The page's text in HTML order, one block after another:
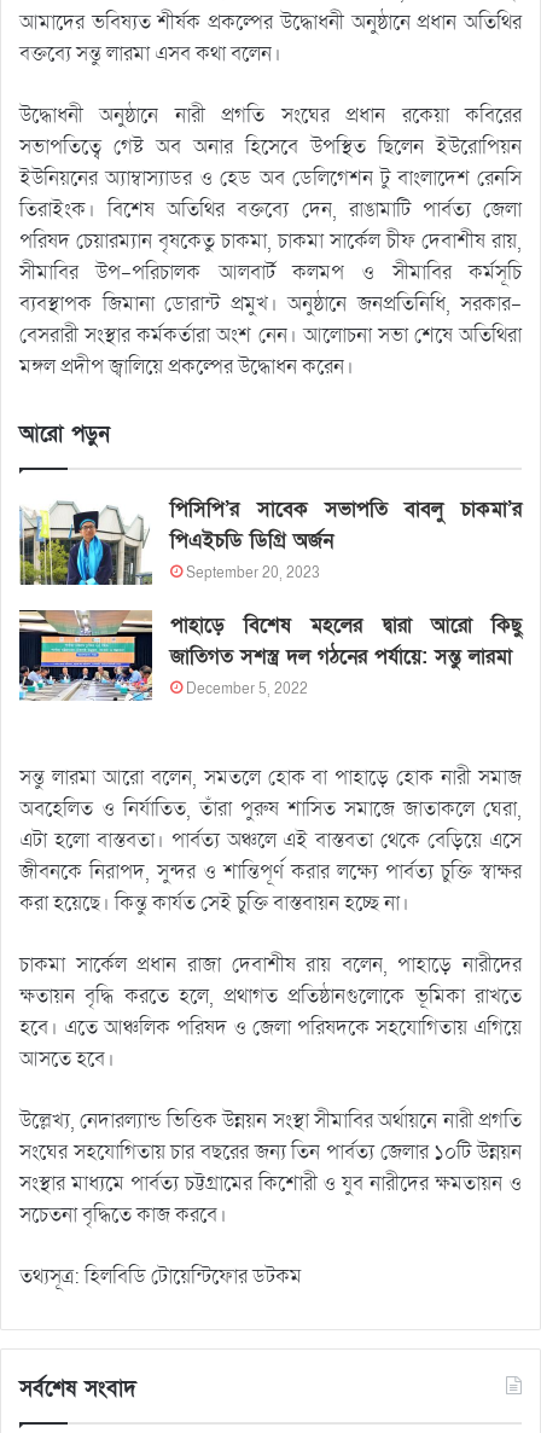
আমাদের ভবিষ্যত শীর্ষক প্রকল্পের উদ্ধোধনী অনুষ্ঠানে প্রধান অতিথির
বক্তব্যে সন্তু লারমা এসব কথা বলেন।
উদ্ধোধনী অনুষ্ঠানে নারী প্রগতি সংঘের প্রধান রকেয়া কবিরের
সভাপতিত্বে গেষ্ট অব অনার হিসেবে উপস্থিত ছিলেন ইউরোপিয়ন
ইউনিয়নের অ্যাম্বাস্যাডর ও হেড অব ডেলিগেশন টু বাংলাদেশ রেনসি
তিরাইংক। বিশেষ অতিথির বক্তব্যে দেন, রাঙামাটি পার্বত্য জেলা
পরিষদ চেয়ারম্যান বৃষকেতু চাকমা, চাকমা সার্কেল চীফ দেবাশীষ রায়,
সীমাবির উপ-পরিচালক আলবার্ট কলমপ ও সীমাবির কর্মসূচি
ব্যবস্থাপক জিমানা ডোরান্ট প্রমুখ। অনুষ্ঠানে জনপ্রতিনিধি, সরকার-
বেসরারী সংস্থার কর্মকর্তারা অংশ নেন। আলোচনা সভা শেষে অতিথিরা
মঙ্গল প্রদীপ জ্বালিয়ে প্রকল্পের উদ্ধোধন করেন।
আরো পড়ুন
পিসিপি’র সাবেক সভাপতি বাবলু চাকমা’র
পিএইচডি ডিগ্রি অর্জন
September 20, 2023
পাহাড়ে বিশেষ মহলের দ্বারা আরো কিছু
জাতিগত সশস্ত্র দল গঠনের পর্যায়ে: সন্তু লারমা
December 5, 2022
সন্তু লারমা আরো বলেন, সমতলে হোক বা পাহাড়ে হোক নারী সমাজ
অবহেলিত ও নির্যাতিত, তাঁরা পুরুষ শাসিত সমাজে জাতাকলে ঘেরা,
এটা হলো বাস্তবতা। পার্বত্য অঞ্চলে এই বাস্তবতা থেকে বেড়িয়ে এসে
জীবনকে নিরাপদ, সুন্দর ও শান্তিপূর্ণ করার লক্ষ্যে পার্বত্য চুক্তি স্বাক্ষর
করা হয়েছে। কিন্তু কার্যত সেই চুক্তি বাস্তবায়ন হচ্ছে না।
চাকমা সার্কেল প্রধান রাজা দেবাশীষ রায় বলেন, পাহাড়ে নারীদের
ক্ষতায়ন বৃদ্ধি করতে হলে, প্রথাগত প্রতিষ্ঠানগুলোকে ভূমিকা রাখতে
হবে। এতে আঞ্চলিক পরিষদ ও জেলা পরিষদকে সহযোগিতায় এগিয়ে
আসতে হবে।
উল্লেখ্য, নেদারল্যান্ড ভিত্তিক উন্নয়ন সংস্থা সীমাবির অর্থায়নে নারী প্রগতি
সংঘের সহযোগিতায় চার বছরের জন্য তিন পার্বত্য জেলার ১০টি উন্নয়ন
সংস্থার মাধ্যমে পার্বত্য চট্টগ্রামের কিশোরী ও যুব নারীদের ক্ষমতায়ন ও
সচেতনা বৃদ্ধিতে কাজ করবে।
তথ্যসূত্র: হিলবিডি টোয়েন্টিফোর ডটকম
সর্বশেষ সংবাদ